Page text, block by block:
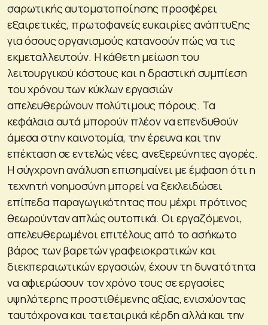
σαρωτικής αυτοματοποίησης προσφέρει
εξαιρετικές, πρωτοφανείς ευκαιρίες ανάπτυξης
για όσους οργανισμούς κατανοούν πώς να τις
εκμεταλλευτούν. Η κάθετη μείωση του
λειτουργικού κόστους και η δραστική συμπίεση
του χρόνου των κύκλων εργασιών
απελευθερώνουν πολύτιμους πόρους. Τα
κεφάλαια αυτά μπορούν πλέον να επενδυθούν
άμεσα στην καινοτομία, την έρευνα και την
επέκταση σε εντελώς νέες, ανεξερεύνητες αγορές.
Η σύγχρονη ανάλυση επισημαίνει με έμφαση ότι η
τεχνητή νοημοσύνη μπορεί να ξεκλειδώσει
επίπεδα παραγωγικότητας που μέχρι πρότινος
θεωρούνταν απλώς ουτοπικά. Οι εργαζόμενοι,
απελευθερωμένοι επιτέλους από το ασήκωτο
βάρος των βαρετών γραφειοκρατικών και
διεκπεραιωτικών εργασιών, έχουν τη δυνατότητα
να αφιερώσουν τον χρόνο τους σε εργασίες
υψηλότερης προστιθέμενης αξίας, ενισχύοντας
ταυτόχρονα και τα εταιρικά κέρδη αλλά και την